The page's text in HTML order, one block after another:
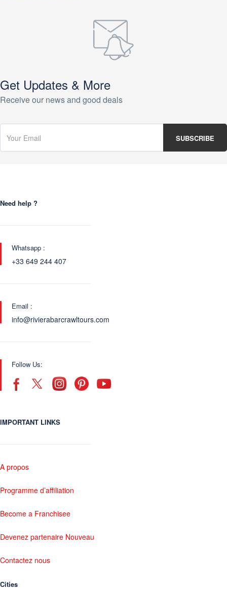
Get Updates & More
Receive our news and good deals
Need help ?
Whatsapp :
+33 649 244 407
Email :
info@rivierabarcrawltours.com
Follow Us:
IMPORTANT LINKS
A propos
Programme d’affiliation
Become a Franchisee
Devenez partenaire Nouveau
Contactez nous
Cities